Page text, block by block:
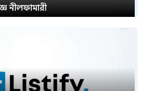
নীলফামারী